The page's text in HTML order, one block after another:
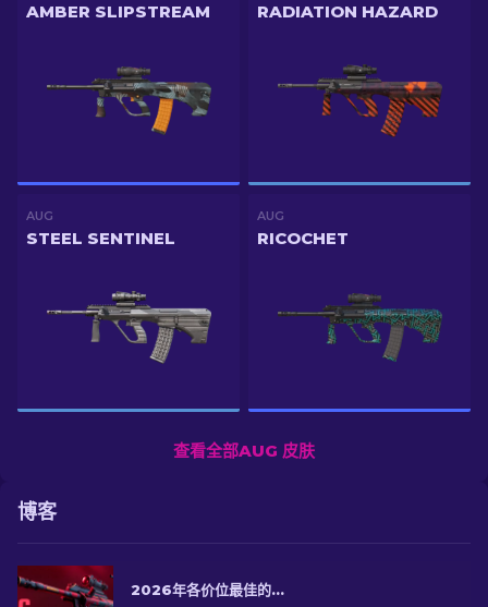
AMBER SLIPSTREAM RADIATION HAZARD
AUG
STEEL SENTINEL
AUG
RICOCHET
查看全部AUG 皮肤
博客
2026年各价位最佳的CS2 AUG皮肤